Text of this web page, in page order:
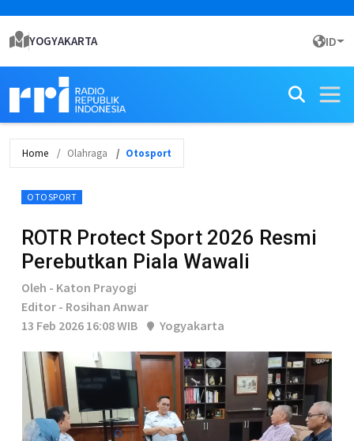
YOGYAKARTA ID
Home Olahraga Otosport
OTOSPORT
ROTR Protect Sport 2026 Resmi
Perebutkan Piala Wawali
Oleh - Katon Prayogi
Editor - Rosihan Anwar
13 Feb 2026 16:08 WIB
Yogyakarta